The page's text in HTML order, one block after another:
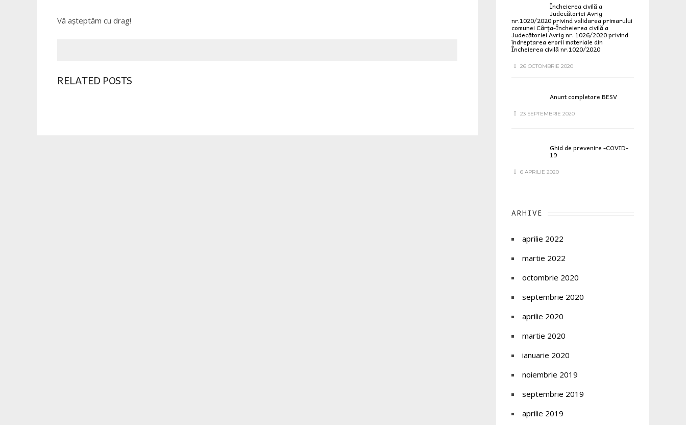
Vă aşteptăm cu drag!
RELATED POSTS
Încheierea civilă a
Judecătoriei Avrig
nr.1020/2020 privind validarea primarului
comunei Cârța-Încheierea civilă a
Judecătoriei Avrig nr. 1026/2020 privind
îndreptarea erorii materiale din
Încheierea civilă nr.1020/2020
26 OCTOMBRIE 2020
Anunt completare BESV
23 SEPTEMBRIE 2020
Ghid de prevenire -COVID-
19
6 APRILIE 2020
ARHIVE
aprilie 2022
martie 2022
octombrie 2020
septembrie 2020
aprilie 2020
martie 2020
ianuarie 2020
noiembrie 2019
septembrie 2019
aprilie 2019